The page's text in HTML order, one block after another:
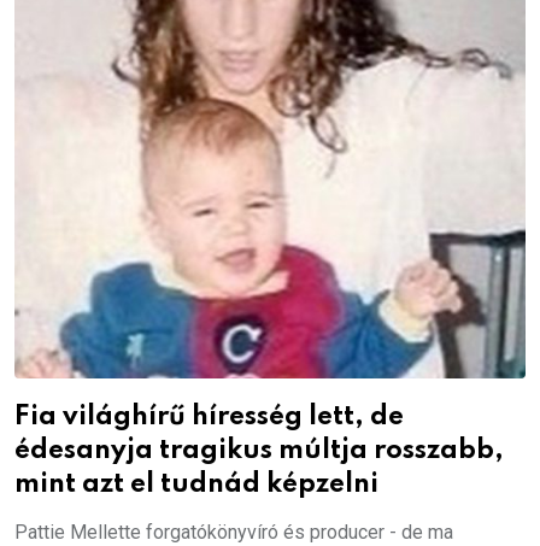
Fia világhírű híresség lett, de
édesanyja tragikus múltja rosszabb,
mint azt el tudnád képzelni
Pattie Mellette forgatókönyvíró és producer - de ma